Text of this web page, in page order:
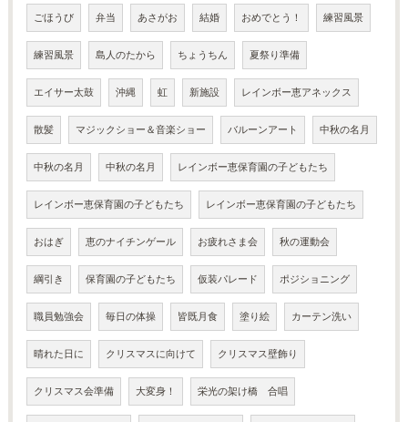
ごほうび 弁当 あさがお 結婚 おめでとう！ 練習風景
練習風景 島人のたから ちょうちん 夏祭り準備
エイサー太鼓 沖縄 虹 新施設 レインボー恵アネックス
散髪 マジックショー＆音楽ショー バルーンアート 中秋の名月
中秋の名月 中秋の名月 レインボー恵保育園の子どもたち
レインボー恵保育園の子どもたち レインボー恵保育園の子どもたち
おはぎ 恵のナイチンゲール お疲れさま会 秋の運動会
綱引き 保育園の子どもたち 仮装パレード ポジショニング
職員勉強会 毎日の体操 皆既月食 塗り絵 カーテン洗い
晴れた日に クリスマスに向けて クリスマス壁飾り
クリスマス会準備 大変身！ 栄光の架け橋 合唱